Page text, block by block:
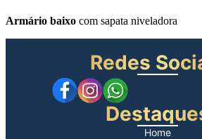
Armário baixo com sapata niveladora
Redes
Home